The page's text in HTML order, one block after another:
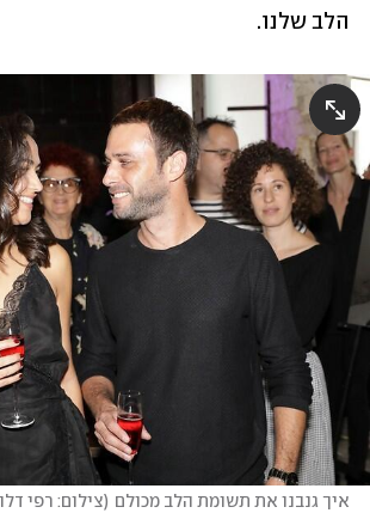
הלב שלנו.
איך גנבנו את תשומת הלב מכולם (צילום: רפי